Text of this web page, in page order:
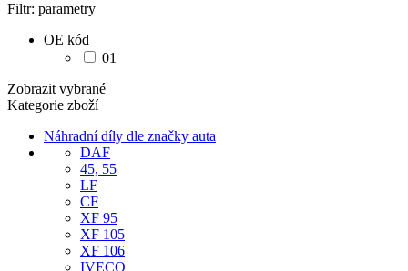
Filtr: parametry
OE kód
01
Zobrazit vybrané
Kategorie zboží
Náhradní díly dle značky auta
DAF
45, 55
LF
CF
XF 95
XF 105
XF 106
IVECO